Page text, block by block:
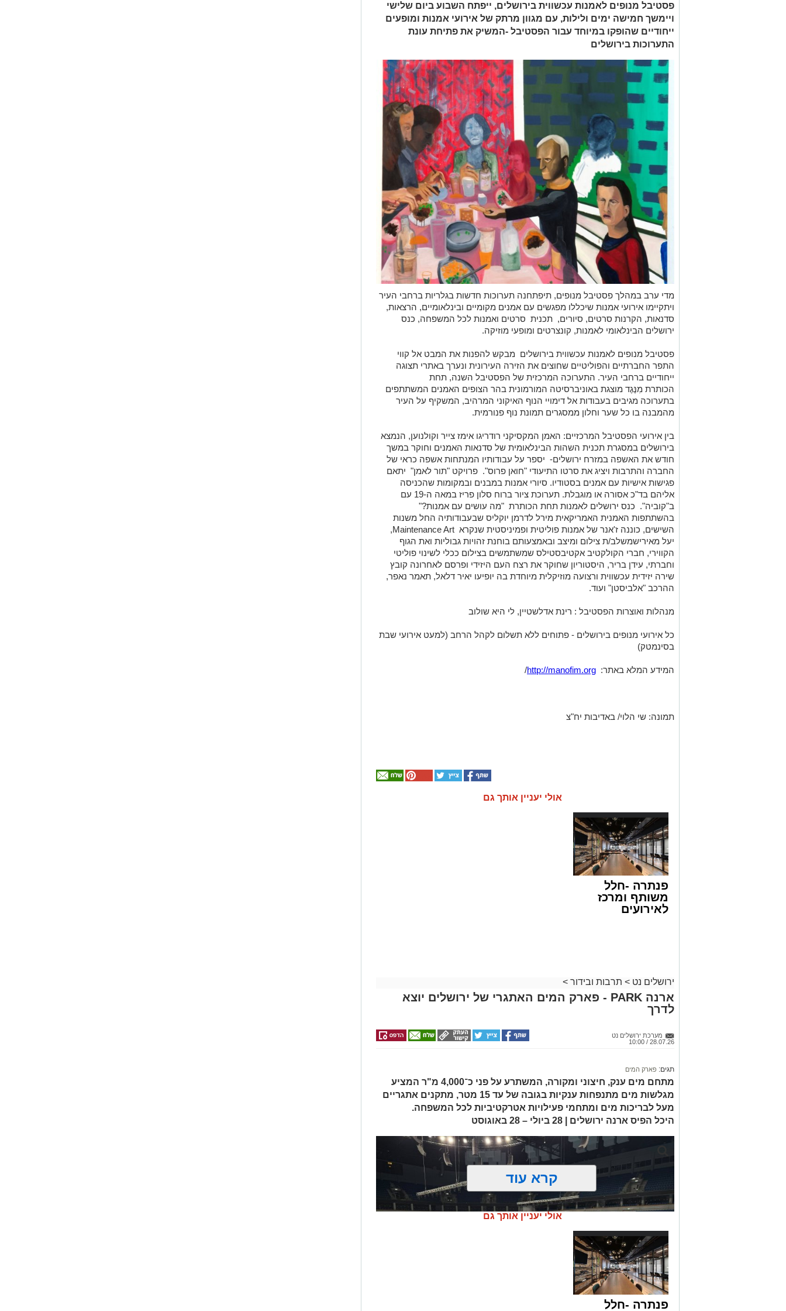
פסטיבל מנופים לאמנות עכשווית בירושלים, ייפתח השבוע ביום שלישי
ויימשך חמישה ימים ולילות, עם מגוון מרתק של אירועי אמנות ומופעים
ייחודיים שהופקו במיוחד עבור הפסטיבל -המשיק את פתיחת עונת
התערוכות בירושלים
מדי ערב במהלך פסטיבל מנופים, תיפתחנה תערוכות חדשות בגלריות ברחבי העיר
ויתקיימו אירועי אמנות שיכללו מפגשים עם אמנים מקומיים ובינלאומיים, הרצאות,
סדנאות, הקרנות סרטים, סיורים, תכנית סרטים ואמנות לכל המשפחה, כנס
ירושלים הבינלאומי לאמנות, קונצרטים ומופעי מוזיקה.
פסטיבל מנופים לאמנות עכשווית בירושלים מבקש להפנות את המבט אל קווי
התפר החברתיים והפוליטיים שחוצים את הזירה העירונית ונערך באתרי תצוגה
ייחודיים ברחבי העיר. התערוכה המרכזית של הפסטיבל השנה, תחת
הכותרת מִנֶּגֶד מוצגת באוניברסיטה המורמונית בהר הצופים האמנים המשתתפים
בתערוכה מגיבים בעבודות אל דימויי הנוף האיקוני המרהיב, המשקיף על העיר
מהמבנה בו כל שער וחלון ממסגרים תמונת נוף פנורמית.
בין אירועי הפסטיבל המרכזיים: האמן המקסיקני רודריגו אימז צייר וקולנוען, הנמצא
בירושלים במסגרת תכנית השהות הבינלאומית של סדנאות האמנים וחוקר במשך
חודש את האשפה במזרח ירושלים- יספר על עבודותיו המנתחות אשפה כראי של
החברה והתרבות ויציג את סרטו התיעודי "חואן פרוס". פרויקט "תור לאמן" יתאם
פגישות אישיות עם אמנים בסטודיו. סיורי אמנות במבנים ובמקומות שהכניסה
אליהם בד"כ אסורה או מוגבלת. תערוכת ציור ברוח סלון פריז במאה ה-19 עם
ב"קוביה". כנס ירושלים לאמנות תחת הכותרת "מה עושים עם אמנות?"
בהשתתפות האמנית האמריקאית מירל לדרמן יוקליס שבעבודותיה החל משנות
השישים, כוננה ז'אנר של אמנות פוליטית ופמיניסטית שנקרא Maintenance Art
,
יעל מאירישמשלב/ת צילום ומיצב ובאמצעותם בוחנת זהויות גבוליות ואת הגוף
הקווירי, חברי הקולקטיב אקטיבסטילס שמשתמשים בצילום ככלי לשינוי פוליטי
וחברתי, עידן בריר, היסטוריון שחוקר את רצח העם היזידי ופרסם לאחרונה קובץ
שירה יזידית עכשווית ורצועה מוזיקלית מיוחדת בה יופיעו יאיר דלאל, תאמר נאפר,
ההרכב "אלביסטן" ועוד.
מנהלות ואוצרות הפסטיבל : רינת אדלשטיין, לי היא שולוב
כל אירועי מנופים בירושלים - פתוחים ללא תשלום לקהל הרחב (למעט אירועי שבת
בסינמטק)
המידע המלא באתר: http://manofim.org
/
תמונה: שי הלוי/ באדיבות יח"צ
אולי יעניין אותך גם
פנתרה -חלל
משותף ומרכז
לאירועים
ירושלים נט > תרבות ובידור >
ארנה PARK - פארק המים האתגרי של ירושלים יוצא
לדרך
מערכת ירושלים נט
28.07.26 / 10:00
תגים: פארק המים
מתחם מים ענק, חיצוני ומקורה, המשתרע על פני כ־4,000 מ"ר המציע
מגלשות מים מתנפחות ענקיות בגובה של עד 15 מטר, מתקנים אתגריים
מעל לבריכות מים ומתחמי פעילויות אטרקטיביות לכל המשפחה.
היכל הפיס ארנה ירושלים | 28 ביולי – 28 באוגוסט
קרא עוד
אולי יעניין אותך גם
פנתרה -חלל